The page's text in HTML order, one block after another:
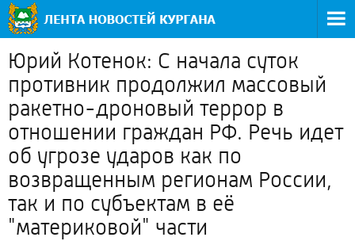
Юрий Котенок: С начала суток
противник продолжил массовый
ракетно-дроновый террор в
отношении граждан РФ. Речь идет
об угрозе ударов как по
возвращенным регионам России,
так и по субъектам в её
"материковой" части